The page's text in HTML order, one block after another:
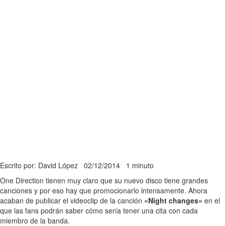
Escrito por: David López 02/12/2014 1 minuto
One Direction tienen muy claro que su nuevo disco tiene grandes
canciones y por eso hay que promocionarlo intensamente. Ahora
acaban de publicar el videoclip de la canción «Night changes» en el
que las fans podrán saber cómo sería tener una cita con cada
miembro de la banda.